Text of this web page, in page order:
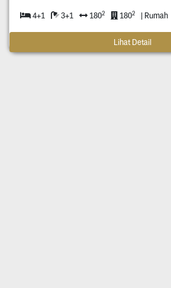
4+1 3+1 1802 1802 | Rumah
Lihat Detail